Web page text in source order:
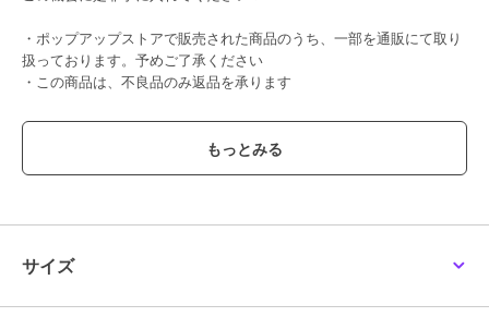
・ポップアップストアで販売された商品のうち、一部を通販にて取り
扱っております。予めご了承ください
・この商品は、不良品のみ返品を承ります
ショップ ミラティブ
商品カテゴリ
サイズ